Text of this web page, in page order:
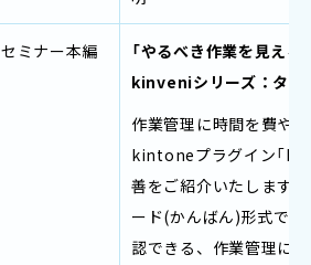
セミナー本編
「やるべき作業を見え
kinveniシリーズ：タス
作業管理に時間を費や
kintoneプラグイン「
善をご紹介いたします
ード(かんばん)形式で
認できる、作業管理に